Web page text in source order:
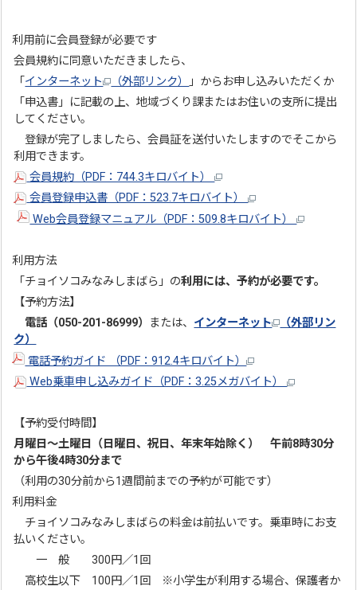
利用前に会員登録が必要です
会員規約に同意いただきましたら、
「 インターネット （外部リンク）
」からお申し込みいただくか
「申込書」に記載の上、地域づくり課またはお住いの支所に提出
してください。
登録が完了しましたら、会員証を送付いたしますのでそこから
利用できます。
会員規約（PDF：744.3キロバイト）
会員登録申込書（PDF：523.7キロバイト）
Web会員登録マニュアル（PDF：509.8キロバイト）
利用方法
「チョイソコみなみしまばら」の利用には、予約が必要です。
【予約方法】
電話（050-201-86999） または、 インターネット
（外部リン
ク）
電話予約ガイド （PDF：912.4キロバイト）
Web乗車申し込みガイド（PDF：3.25メガバイト）
【予約受付時間】
月曜日～土曜日（日曜日、祝日、年末年始除く） 午前8時30分
から午後4時30分まで
（利用の30分前から1週間前までの予約が可能です）
利用料金
チョイソコみなみしまばらの料金は前払いです。乗車時にお支
払いください。
一 般 300円／1回
高校生以下 100円／1回 ※小学生が利用する場合、保護者か